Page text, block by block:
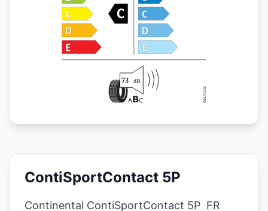
ContiSportContact 5P
Continental ContiSportContact 5P FR